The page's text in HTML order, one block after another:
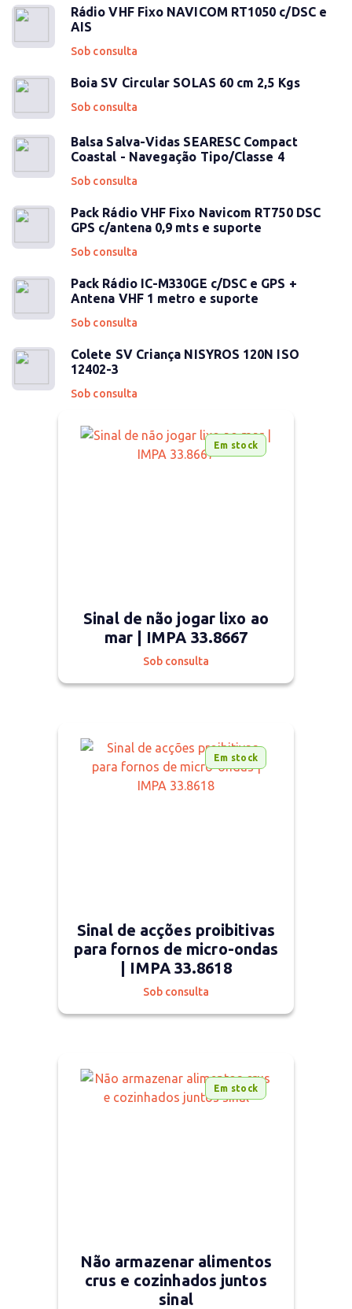
Rádio VHF Fixo NAVICOM RT1050 c/DSC e
AIS
Sob consulta
Boia SV Circular SOLAS 60 cm 2,5 Kgs
Sob consulta
Balsa Salva-Vidas SEARESC Compact
Coastal - Navegação Tipo/Classe 4
Sob consulta
Pack Rádio VHF Fixo Navicom RT750 DSC
GPS c/antena 0,9 mts e suporte
Sob consulta
Pack Rádio IC-M330GE c/DSC e GPS +
Antena VHF 1 metro e suporte
Sob consulta
Colete SV Criança NISYROS 120N ISO
12402-3
Sob consulta
Em stock
Sinal de não jogar lixo ao
mar | IMPA 33.8667
Sob consulta
Em stock
Sinal de acções proibitivas
para fornos de micro-ondas
| IMPA 33.8618
Sob consulta
Em stock
Não armazenar alimentos
crus e cozinhados juntos
sinal